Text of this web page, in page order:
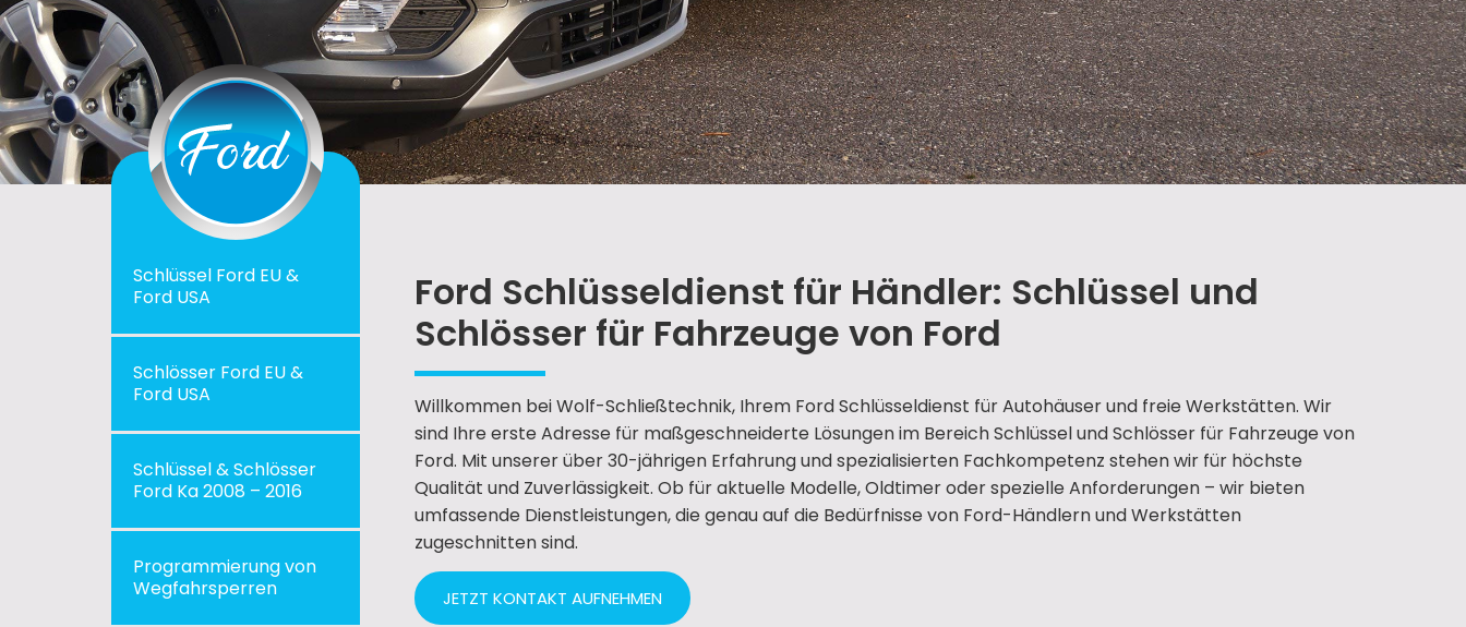
Schlüssel Ford EU &
Ford USA
Schlösser Ford EU &
Ford USA
Schlüssel & Schlösser
Ford Ka 2008 – 2016
Programmierung von
Wegfahrsperren
Ford Schlüsseldienst für Händler: Schlüssel und
Schlösser für Fahrzeuge von Ford
Willkommen bei Wolf-Schließtechnik, Ihrem Ford Schlüsseldienst für Autohäuser und freie Werkstätten. Wir
sind Ihre erste Adresse für maßgeschneiderte Lösungen im Bereich Schlüssel und Schlösser für Fahrzeuge von
Ford. Mit unserer über 30-jährigen Erfahrung und spezialisierten Fachkompetenz stehen wir für höchste
Qualität und Zuverlässigkeit. Ob für aktuelle Modelle, Oldtimer oder spezielle Anforderungen – wir bieten
umfassende Dienstleistungen, die genau auf die Bedürfnisse von Ford-Händlern und Werkstätten
zugeschnitten sind.
JETZT KONTAKT AUFNEHMEN